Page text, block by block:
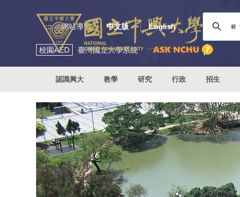
::: 網站導覽 中文版 English
校園AED 臺灣國立大學系統
認識興大 教學 研究 行政 招生